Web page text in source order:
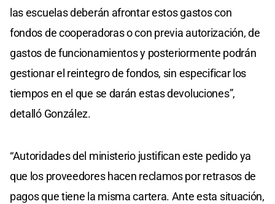
las escuelas deberán afrontar estos gastos con
fondos de cooperadoras o con previa autorización, de
gastos de funcionamientos y posteriormente podrán
gestionar el reintegro de fondos, sin especificar los
tiempos en el que se darán estas devoluciones”,
detalló González.
“Autoridades del ministerio justifican este pedido ya
que los proveedores hacen reclamos por retrasos de
pagos que tiene la misma cartera. Ante esta situación,